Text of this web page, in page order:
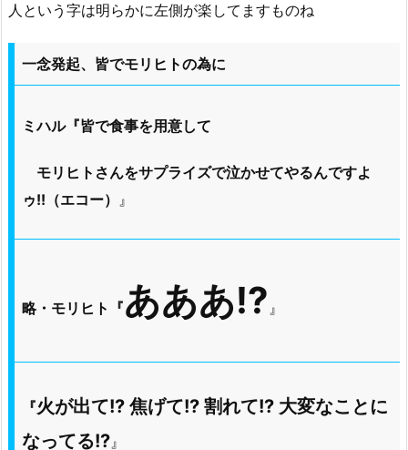
人という字は明らかに左側が楽してますものね
一念発起、皆でモリヒトの為に
ミハル『皆で食事を用意して
モリヒトさんをサプライズで泣かせてやるんですよ
ゥ!!（エコー）
』
略・モリヒト『あああ!? 』
『火が出て!? 焦げて!? 割れて!? 大変なことに
なってる!? 』